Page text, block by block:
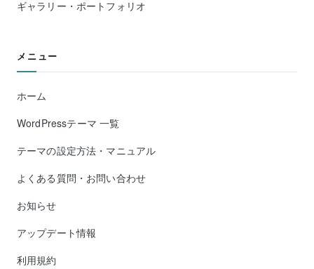
ギャラリー・ポートフォリオ
メニュー
ホーム
WordPressテーマ 一覧
テーマの設定方法・マニュアル
よくある質問・お問い合わせ
お知らせ
アップデート情報
利用規約